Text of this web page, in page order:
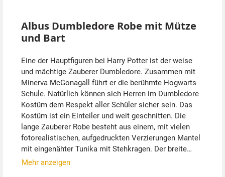
Albus Dumbledore Robe mit Mütze
und Bart
Eine der Hauptfiguren bei Harry Potter ist der weise
und mächtige Zauberer Dumbledore. Zusammen mit
Minerva McGonagall führt er die berühmte Hogwarts
Schule. Natürlich können sich Herren im Dumbledore
Kostüm dem Respekt aller Schüler sicher sein. Das
Kostüm ist ein Einteiler und weit geschnitten. Die
lange Zauberer Robe besteht aus einem, mit vielen
fotorealistischen, aufgedruckten Verzierungen Mantel
mit eingenähter Tunika mit Stehkragen. Der breite
Schalkragen ist so eingenäht, dass der daraus
Mehr anzeigen